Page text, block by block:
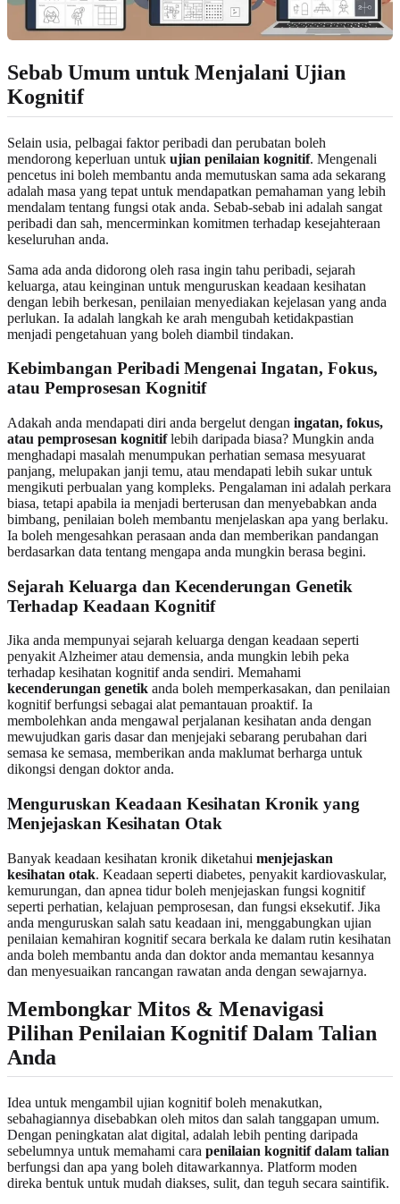
Sebab Umum untuk Menjalani Ujian
Kognitif
Selain usia, pelbagai faktor peribadi dan perubatan boleh
mendorong keperluan untuk ujian penilaian kognitif. Mengenali
pencetus ini boleh membantu anda memutuskan sama ada sekarang
adalah masa yang tepat untuk mendapatkan pemahaman yang lebih
mendalam tentang fungsi otak anda. Sebab-sebab ini adalah sangat
peribadi dan sah, mencerminkan komitmen terhadap kesejahteraan
keseluruhan anda.
Sama ada anda didorong oleh rasa ingin tahu peribadi, sejarah
keluarga, atau keinginan untuk menguruskan keadaan kesihatan
dengan lebih berkesan, penilaian menyediakan kejelasan yang anda
perlukan. Ia adalah langkah ke arah mengubah ketidakpastian
menjadi pengetahuan yang boleh diambil tindakan.
Kebimbangan Peribadi Mengenai Ingatan, Fokus,
atau Pemprosesan Kognitif
Adakah anda mendapati diri anda bergelut dengan ingatan, fokus,
atau pemprosesan kognitiflebih daripada biasa? Mungkin anda
menghadapi masalah menumpukan perhatian semasa mesyuarat
panjang, melupakan janji temu, atau mendapati lebih sukar untuk
mengikuti perbualan yang kompleks. Pengalaman ini adalah perkara
biasa, tetapi apabila ia menjadi berterusan dan menyebabkan anda
bimbang, penilaian boleh membantu menjelaskan apa yang berlaku.
Ia boleh mengesahkan perasaan anda dan memberikan pandangan
berdasarkan data tentang mengapa anda mungkin berasa begini.
Sejarah Keluarga dan Kecenderungan Genetik
Terhadap Keadaan Kognitif
Jika anda mempunyai sejarah keluarga dengan keadaan seperti
penyakit Alzheimer atau demensia, anda mungkin lebih peka
terhadap kesihatan kognitif anda sendiri. Memahami
kecenderungan genetik anda boleh memperkasakan, dan penilaian
kognitif berfungsi sebagai alat pemantauan proaktif. Ia
membolehkan anda mengawal perjalanan kesihatan anda dengan
mewujudkan garis dasar dan menjejaki sebarang perubahan dari
semasa ke semasa, memberikan anda maklumat berharga untuk
dikongsi dengan doktor anda.
Menguruskan Keadaan Kesihatan Kronik yang
Menjejaskan Kesihatan Otak
Banyak keadaan kesihatan kronik diketahui menjejaskan
kesihatan otak. Keadaan seperti diabetes, penyakit kardiovaskular,
kemurungan, dan apnea tidur boleh menjejaskan fungsi kognitif
seperti perhatian, kelajuan pemprosesan, dan fungsi eksekutif. Jika
anda menguruskan salah satu keadaan ini, menggabungkan ujian
penilaian kemahiran kognitif secara berkala ke dalam rutin kesihatan
anda boleh membantu anda dan doktor anda memantau kesannya
dan menyesuaikan rancangan rawatan anda dengan sewajarnya.
Membongkar Mitos & Menavigasi
Pilihan Penilaian Kognitif Dalam Talian
Anda
Idea untuk mengambil ujian kognitif boleh menakutkan,
sebahagiannya disebabkan oleh mitos dan salah tanggapan umum.
Dengan peningkatan alat digital, adalah lebih penting daripada
sebelumnya untuk memahami cara penilaian kognitif dalam talian
berfungsi dan apa yang boleh ditawarkannya. Platform moden
direka bentuk untuk mudah diakses, sulit, dan teguh secara saintifik.